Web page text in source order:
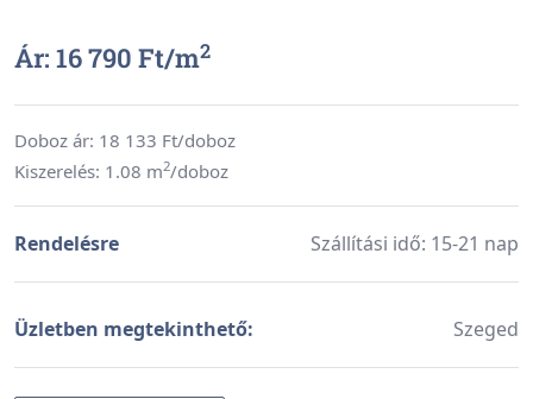
Ár: 16 790 Ft/m2
Doboz ár: 18 133 Ft/doboz
Kiszerelés: 1.08 m2/doboz
Rendelésre Szállítási idő: 15-21 nap
Üzletben megtekinthető: Szeged